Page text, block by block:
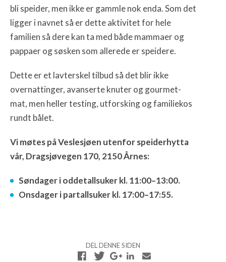
bli speider, men ikke er gammle nok enda. Som det
ligger i navnet så er dette aktivitet for hele
familien så dere kan ta med både mammaer og
pappaer og søsken som allerede er speidere.
Dette er et lavterskel tilbud så det blir ikke
overnattinger, avanserte knuter og gourmet-
mat, men heller testing, utforsking og familiekos
rundt bålet.
Vi møtes på Veslesjøen utenfor speiderhytta
vår, Dragsjøvegen 170, 2150 Årnes:
Søndager i oddetallsuker kl. 11:00–13:00.
Onsdager i partallsuker kl. 17:00–17:55.
DEL DENNE SIDEN